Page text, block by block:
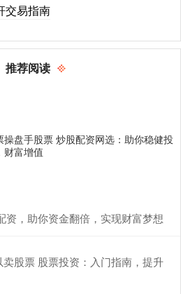
交易指南
推荐阅读
操盘手股票 炒股配资网选：助你稳健投
财富增值
资，助你资金翻倍，实现财富梦想
股票 股票投资：入门指南，提升